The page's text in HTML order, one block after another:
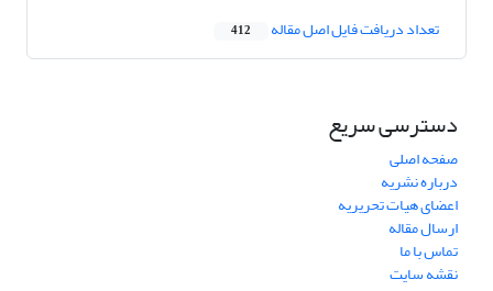
تعداد دریافت فایل اصل مقاله 412
دسترسی سریع
صفحه اصلی
درباره نشریه
اعضای هیات تحریریه
ارسال مقاله
تماس با ما
نقشه سایت